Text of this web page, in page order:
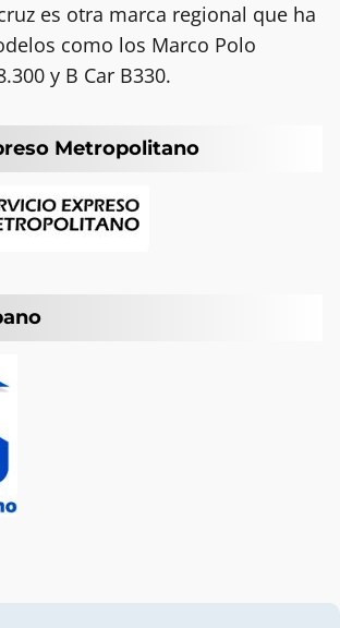
es otra marca regional que ha
como los Marco Polo
y B Car B330.
Metropolitano